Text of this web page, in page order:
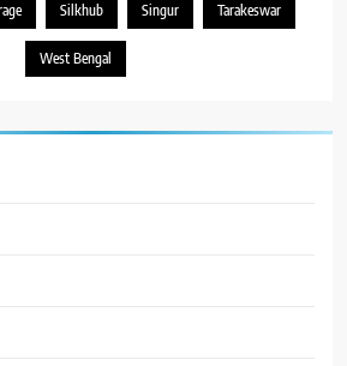
Silkhub Singur Tarakeswar
West Bengal